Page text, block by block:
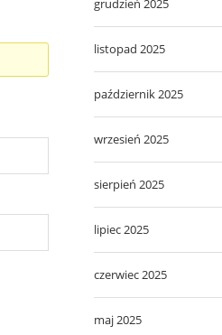
grudzień 2025
listopad 2025
październik 2025
wrzesień 2025
sierpień 2025
lipiec 2025
czerwiec 2025
maj 2025